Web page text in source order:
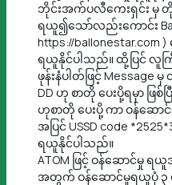
ဘိုင်းအက်ပလီကေးရှင်း မှ
ရယူ၍သော်လည်းကောင်း
https://
ရယူနိုင်ပါသည်။ ထို့ပြင် လူက
ဖုန်းနံပါတ်ဖြင့်
DD ဟု စာတို ပေးပို့ရမှာ ဖြစ်
ဟုစာတို ပေးပို့ ကာ ဝန်ဆေ
အပြင် USSD code
ရယူနိုင်ပါသည်။
ATOM ဖြင့် ဝန်ဆောင်မှု
အတွက် ဝန်ဆောင်မှုရယူပုံ ၃